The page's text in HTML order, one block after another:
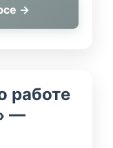
→
работе
—